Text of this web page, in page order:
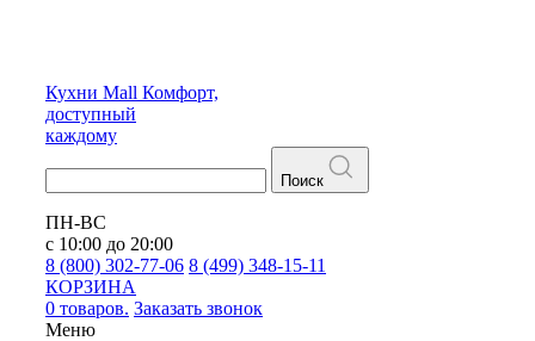
Кухни Mall Комфорт,
доступный
каждому
Поиск
ПН-ВС
с 10:00 до 20:00
8 (800) 302-77-06 8 (499) 348-15-11
КОРЗИНА
0 товаров. Заказать звонок
Меню